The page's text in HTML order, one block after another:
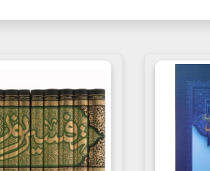
منصوب به امام عسکری (ع)
و متنی تفسیر
منصوب به امام عسکری (ع)
هاشمی
قدس رضوی